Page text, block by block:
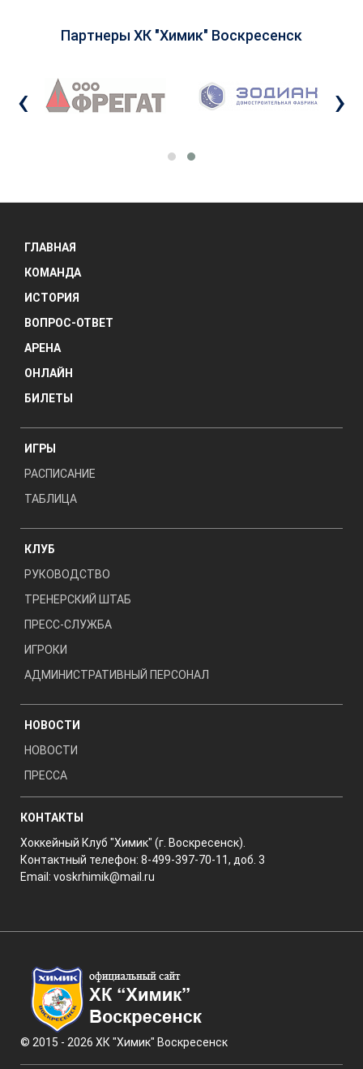
Партнеры ХК "Химик" Воскресенск
‹ ›
ГЛАВНАЯ
КОМАНДА
ИСТОРИЯ
ВОПРОС-ОТВЕТ
АРЕНА
ОНЛАЙН
БИЛЕТЫ
ИГРЫ
РАСПИСАНИЕ
ТАБЛИЦА
КЛУБ
РУКОВОДСТВО
ТРЕНЕРСКИЙ ШТАБ
ПРЕСС-СЛУЖБА
ИГРОКИ
АДМИНИСТРАТИВНЫЙ ПЕРСОНАЛ
НОВОСТИ
НОВОСТИ
ПРЕССА
КОНТАКТЫ
Хоккейный Клуб "Химик" (г. Воскресенск).
Контактный телефон: 8-499-397-70-11, доб. 3
Email: voskrhimik@mail.ru
© 2015 - 2026 ХК "Химик" Воскресенск